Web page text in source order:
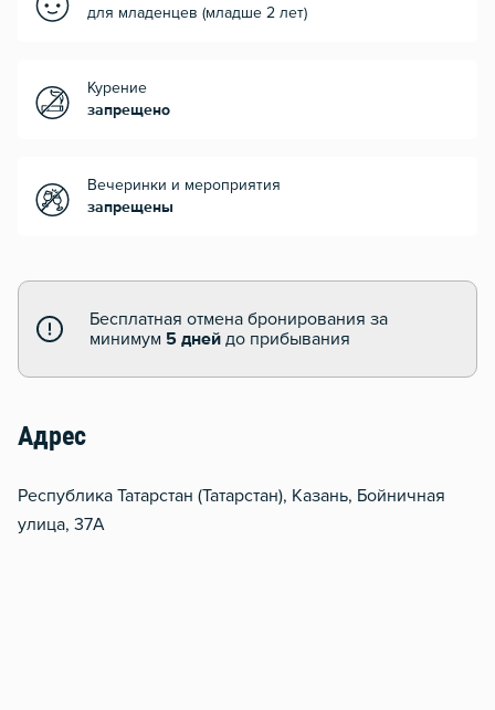
для младенцев (младше 2 лет)
Курение
запрещено
Вечеринки и мероприятия
запрещены
Бесплатная отмена бронирования за
минимум 5 дней до прибывания
Адрес
Республика Татарстан (Татарстан), Казань, Бойничная
улица, 37А